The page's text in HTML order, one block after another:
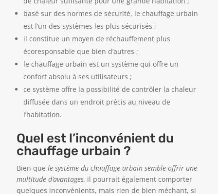
basé sur des normes de sécurité, le chauffage urbain
est l’un des systèmes les plus sécurisés ;
il constitue un moyen de réchauffement plus
écoresponsable que bien d’autres ;
le chauffage urbain est un système qui offre un
confort absolu à ses utilisateurs ;
ce système offre la possibilité de contrôler la chaleur
diffusée dans un endroit précis au niveau de
l’habitation.
Quel est l’inconvénient du
chauffage urbain ?
Bien que le système du chauffage urbain semble offrir une
multitude d’avantages, il pourrait également comporter
quelques inconvénients, mais rien de bien méchant, si